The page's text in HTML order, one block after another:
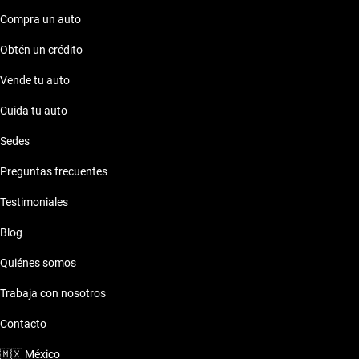
Compra un auto
Obtén un crédito
Vende tu auto
Cuida tu auto
Sedes
Preguntas frecuentes
Testimoniales
Blog
Quiénes somos
Trabaja con nosotros
Contacto
🇲🇽 México